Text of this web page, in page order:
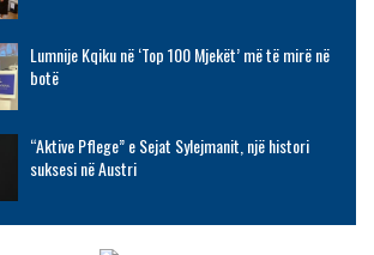
Lumnije Kqiku në ‘Top 100 Mjekët’ më të mirë në
botë
“Aktive Pflege” e Sejat Sylejmanit, një histori
suksesi në Austri